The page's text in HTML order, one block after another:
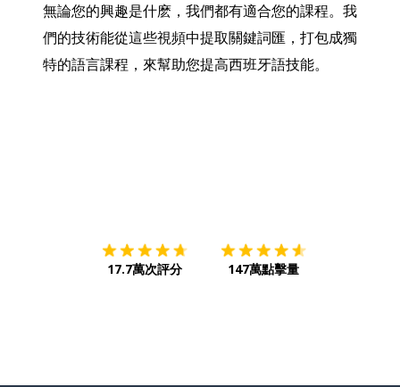
無論您的興趣是什麽，我們都有適合您的課程。我
們的技術能從這些視頻中提取關鍵詞匯，打包成獨
特的語言課程，來幫助您提高西班牙語技能。
17.7萬次評分 147萬點擊量